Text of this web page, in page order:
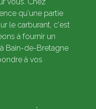
qu'une partie
le carburant, c'est
à fournir un
Bain-de-Bretagne
à vos